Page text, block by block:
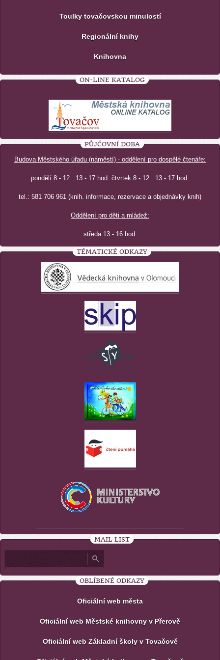
Toulky tovačovskou minulostí
Regionální knihy
Knihovna
ON-LINE KATALOG
PŮJČOVNÍ DOBA
Budova Městského úřadu (náměstí) - oddělení pro dospělé čtenáře:
pondělí 8 - 12 13 - 17 hod. čtvrtek 8 - 12 13 - 17 hod.
tel.: 581 706 961 (knih. informace, rezervace a objednávky knih)
Oddělení pro děti a mládež:
středa 13 - 16 hod.
TÉMATICKÉ ODKAZY
MAIL LIST
OBLÍBENÉ ODKAZY
Oficiální web města
Oficiální web Městské knihovny v Přerově
Oficiální web Základní školy v Tovačově